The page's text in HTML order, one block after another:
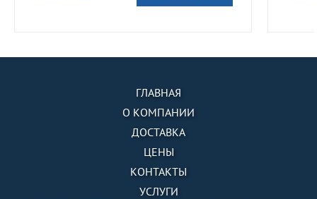
ГЛАВНАЯ
О КОМПАНИИ
ДОСТАВКА
ЦЕНЫ
КОНТАКТЫ
УСЛУГИ